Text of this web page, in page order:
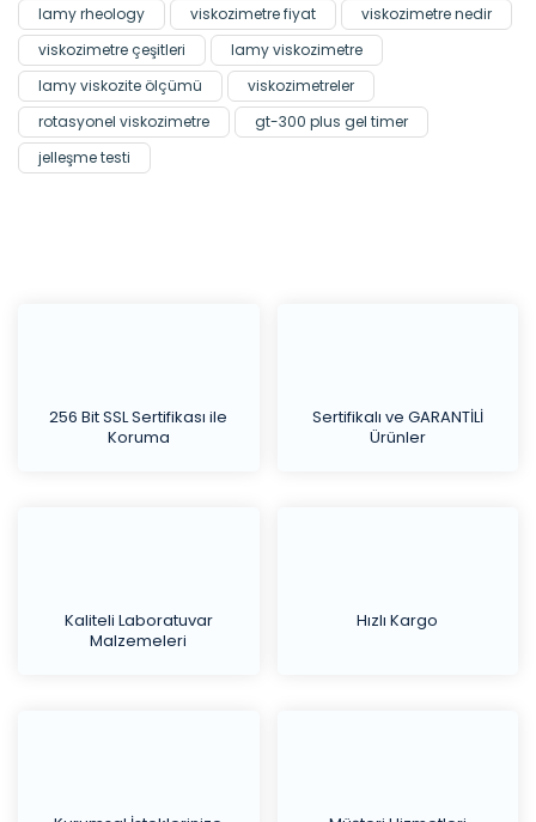
lamy rheology
viskozimetre fiyat
viskozimetre nedir
viskozimetre çeşitleri
lamy viskozimetre
lamy viskozite ölçümü
viskozimetreler
rotasyonel viskozimetre
gt-300 plus gel timer
jelleşme testi
256 Bit SSL Sertifikası ile
Koruma
Sertifikalı ve GARANTİLİ
Ürünler
Kaliteli Laboratuvar
Malzemeleri
Hızlı Kargo